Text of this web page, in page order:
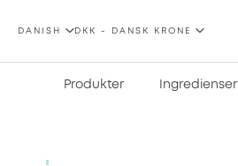
SPROG
DANISH
VALUTA
DKK - DANSK KRONE
Produkter Ingredienser
til